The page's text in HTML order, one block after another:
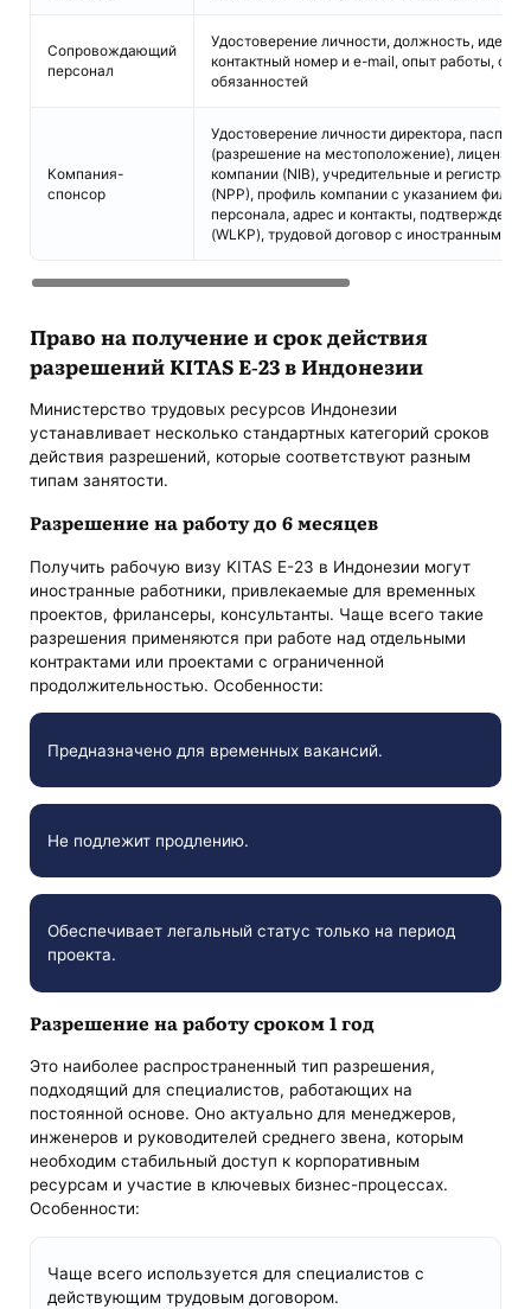
Сопровождающий
персонал
Удостоверение личности, должность,
контактный номер и e-mail, опыт работы,
обязанностей
Компания-
спонсор
Удостоверение личности директора,
(разрешение на местоположение), лицензия
компании (NIB), учредительные и
(NPP), профиль компании с указанием
персонала, адрес и контакты,
(WLKP), трудовой договор с иностранным
Право на получение и срок действия
разрешений KITAS E-23 в Индонезии
Министерство трудовых ресурсов Индонезии
устанавливает несколько стандартных категорий сроков
действия разрешений, которые соответствуют разным
типам занятости.
Разрешение на работу до 6 месяцев
Получить рабочую визу KITAS E-23 в Индонезии могут
иностранные работники, привлекаемые для временных
проектов, фрилансеры, консультанты. Чаще всего такие
разрешения применяются при работе над отдельными
контрактами или проектами с ограниченной
продолжительностью. Особенности:
Предназначено для временных вакансий.
Не подлежит продлению.
Обеспечивает легальный статус только на период
проекта.
Разрешение на работу сроком 1 год
Это наиболее распространенный тип разрешения,
подходящий для специалистов, работающих на
постоянной основе. Оно актуально для менеджеров,
инженеров и руководителей среднего звена, которым
необходим стабильный доступ к корпоративным
ресурсам и участие в ключевых бизнес-процессах.
Особенности:
Чаще всего используется для специалистов с
действующим трудовым договором.